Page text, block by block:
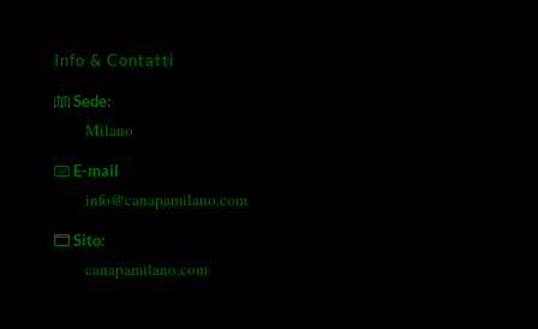
Info & Contatti
Sede:
Milano
E-mail
info@canapamilano.com
Sito:
canapamilano.com